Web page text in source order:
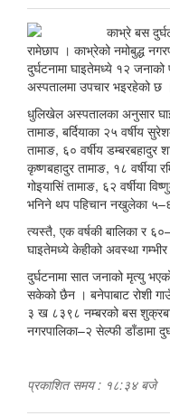
रामेछाप । काभ्रेको नमोबुद्ध
दुर्घटनामा घाइतेमध्ये १२
अस्पतालमा उपचार भइरहेको छ
धुलिखेल अस्पतालका अनुसार
तामाङ, बर्दियाका २५ वर्षीय
तामाङ, ६० वर्षीय डम्बरबहादुर
कृष्णबहादुर तामाङ, १८ वर्षीया
गोइयासिं तामाङ, ६२ वर्षीया
भनिने थप पहिचान नखुलेका
त्यस्तै, एक वर्षकी बालिका र
घाइतेमध्ये केहीको अवस्था
दुर्घटनामा सात जनाको मृत्यु
सकेको छैन । बनेपाबाट रोशी
३ ख ८३९८ नम्बरको बस
नगरपालिका–२ सेल्फी डाँडामा
प्रकाशित समय : १८:३४ बजे